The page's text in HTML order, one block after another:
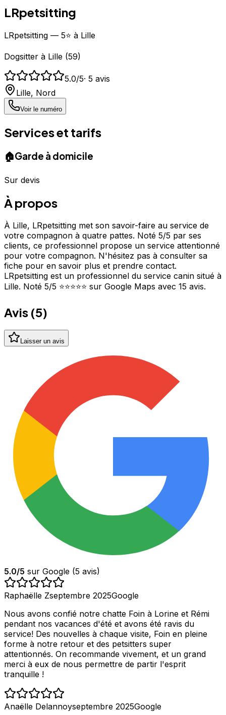
LRpetsitting
LRpetsitting — 5⭐ à Lille
Dogsitter à Lille (59)
5.0/5· 5 avis
Lille, Nord
Voir le numéro
Services et tarifs
🏠Garde à domicile
Sur devis
À propos
À Lille, LRpetsitting met son savoir-faire au service de
votre compagnon à quatre pattes. Noté 5/5 par ses
clients, ce professionnel propose un service attentionné
pour votre compagnon. N'hésitez pas à consulter sa
fiche pour en savoir plus et prendre contact.
LRpetsitting est un professionnel du service canin situé à
Lille. Noté 5/5 ⭐⭐⭐⭐⭐ sur Google Maps avec 15 avis.
Avis (5)
Laisser un avis
5.0/5 sur Google (5 avis)
Raphaëlle Zseptembre 2025Google
Nous avons confié notre chatte Foin à Lorine et Rémi
pendant nos vacances d'été et avons été ravis du
service! Des nouvelles à chaque visite, Foin en pleine
forme à notre retour et des petsitters super
attentionnés. On recommande vivement, et un grand
merci à eux de nous permettre de partir l'esprit
tranquille !
Anaëlle Delannoyseptembre 2025Google